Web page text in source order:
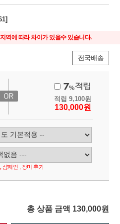
역에 따라 차이가 있을수 있습니다.
전국배송
적립 9,100원
130,000원
샴페인 , 장미 추가
총 상품 금액 130,000원